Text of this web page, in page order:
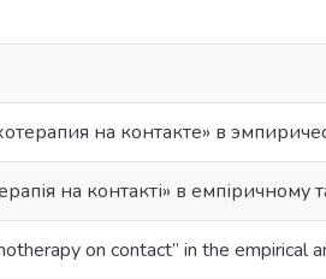
на контакте» в
на контакті» в емпіричному
on contact” in the empirical